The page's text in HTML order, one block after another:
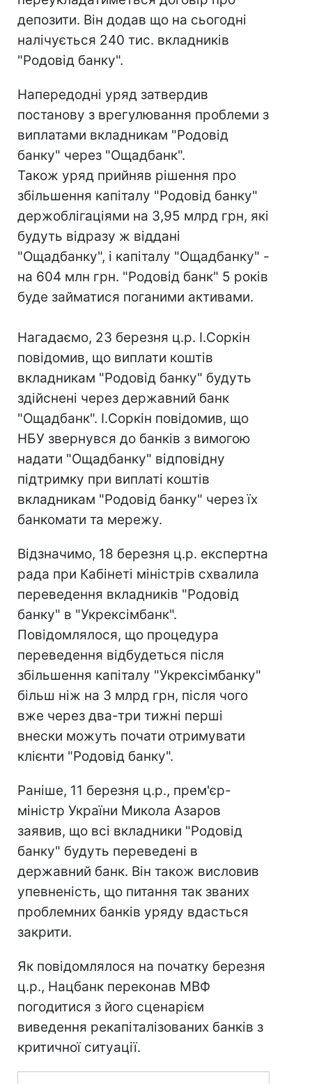
депозити. Він додав що на сьогодні
налічується 240 тис. вкладників
"Родовід банку".
Напередодні уряд затвердив
постанову з врегулювання проблеми з
виплатами вкладникам "Родовід
банку" через "Ощадбанк".
Також уряд прийняв рішення про
збільшення капіталу "Родовід банку"
держоблігаціями на 3,95 млрд грн, які
будуть відразу ж віддані
"Ощадбанку", і капіталу "Ощадбанку" -
на 604 млн грн. "Родовід банк" 5 років
буде займатися поганими активами.
Нагадаємо, 23 березня ц.р. І.Соркін
повідомив, що виплати коштів
вкладникам "Родовід банку" будуть
здійснені через державний банк
"Ощадбанк". І.Соркін повідомив, що
НБУ звернувся до банків з вимогою
надати "Ощадбанку" відповідну
підтримку при виплаті коштів
вкладникам "Родовід банку" через їх
банкомати та мережу.
Відзначимо, 18 березня ц.р. експертна
рада при Кабінеті міністрів схвалила
переведення вкладників "Родовід
банку" в "Укрексімбанк".
Повідомлялося, що процедура
переведення відбудеться після
збільшення капіталу "Укрексімбанку"
більш ніж на 3 млрд грн, після чого
вже через два-три тижні перші
внески можуть почати отримувати
клієнти "Родовід банку".
Раніше, 11 березня ц.р., прем'єр-
міністр України Микола Азаров
заявив, що всі вкладники "Родовід
банку" будуть переведені в
державний банк. Він також висловив
упевненість, що питання так званих
проблемних банків уряду вдасться
закрити.
Як повідомлялося на початку березня
ц.р., Нацбанк переконав МВФ
погодитися з його сценарієм
виведення рекапіталізованих банків з
критичної ситуації.